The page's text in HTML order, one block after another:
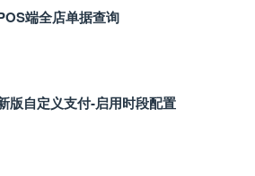
端全店单据查询
版自定义支付‑启用时段配置